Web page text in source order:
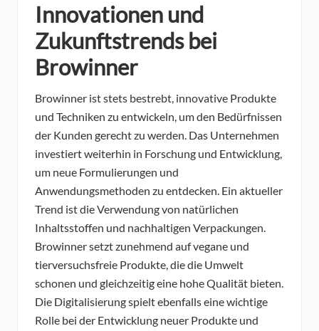
Innovationen und
Zukunftstrends bei
Browinner
Browinner ist stets bestrebt, innovative Produkte
und Techniken zu entwickeln, um den Bedürfnissen
der Kunden gerecht zu werden. Das Unternehmen
investiert weiterhin in Forschung und Entwicklung,
um neue Formulierungen und
Anwendungsmethoden zu entdecken. Ein aktueller
Trend ist die Verwendung von natürlichen
Inhaltsstoffen und nachhaltigen Verpackungen.
Browinner setzt zunehmend auf vegane und
tierversuchsfreie Produkte, die die Umwelt
schonen und gleichzeitig eine hohe Qualität bieten.
Die Digitalisierung spielt ebenfalls eine wichtige
Rolle bei der Entwicklung neuer Produkte und